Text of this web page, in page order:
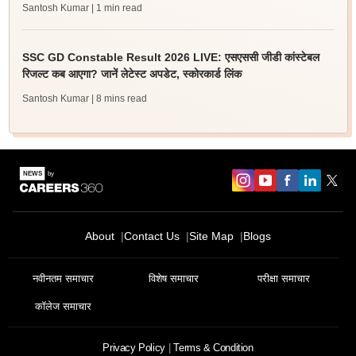
Santosh Kumar | 1 min read
SSC GD Constable Result 2026 LIVE: एसएससी जीडी कांस्टेबल
रिजल्ट कब आएगा? जानें लेटेस्ट अपडेट, स्कोरकार्ड लिंक
Santosh Kumar | 8 mins read
About Contact Us Site Map Blogs
नवीनतम समाचार विशेष समाचार परीक्षा समाचार
कॉलेज समाचार
Privacy Policy Terms & Condition